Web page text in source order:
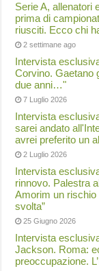
Serie A, allenatori
prima di
riusciti. Ecco chi
2 settimane ago
Intervista
Corvino. Gaetano
due anni…"
7 Luglio 2026
Intervista
sarei andato
avrei preferito un
2 Luglio 2026
Intervista
rinnovo. Palestra
Amorim un rischio
svolta”
25 Giugno 2026
Intervista
Jackson. Roma:
preoccupazione.